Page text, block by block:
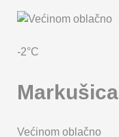
-2°C
Markušica
Većinom oblačno